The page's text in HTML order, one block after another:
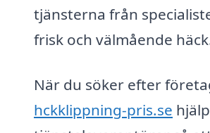
tjänsterna från
frisk och välmående
När du söker efter
hckklippning-pris.se